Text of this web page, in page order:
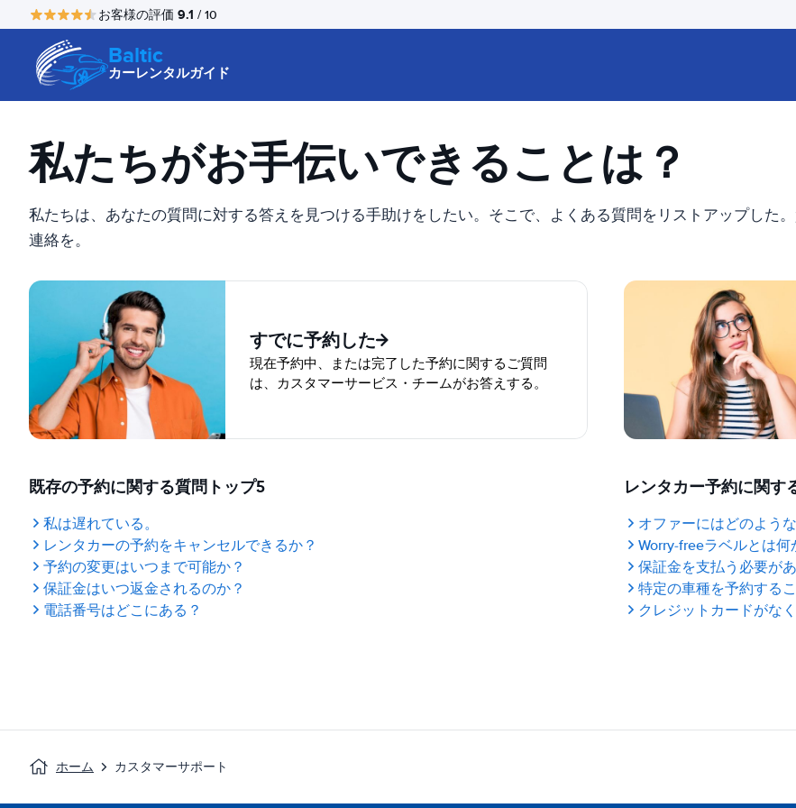
お客様の評価 9.1 / 10
Baltic
カーレンタルガイド
私たちがお手伝いできることは？
私たちは、あなたの質問に対する答えを見つける手助けをしたい。そこで、よくある質問をリストアップした
連絡を。
すでに予約した
現在予約中、または完了した予約に関するご質問
は、カスタマーサービス・チームがお答えする。
既存の予約に関する質問トップ5
私は遅れている。
レンタカーの予約をキャンセルできるか？
予約の変更はいつまで可能か？
保証金はいつ返金されるのか？
電話番号はどこにある？
レンタカー予約に関す
オファーにはどのよう
Worry-freeラベルとは何
保証金を支払う必要が
特定の車種を予約する
クレジットカードがな
ホーム カスタマーサポート